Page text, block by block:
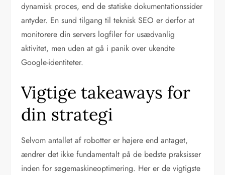
dynamisk proces, end de statiske dokumentationssider
antyder. En sund tilgang til teknisk SEO er derfor at
monitorere din servers logfiler for usædvanlig
aktivitet, men uden at gå i panik over ukendte
Google-identiteter.
Vigtige takeaways for
din strategi
Selvom antallet af robotter er højere end antaget,
ændrer det ikke fundamentalt på de bedste praksisser
inden for søgemaskineoptimering. Her er de vigtigste